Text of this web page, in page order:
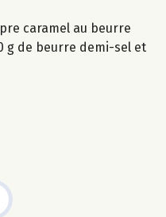
caramel au beurre
g de beurre demi-sel et